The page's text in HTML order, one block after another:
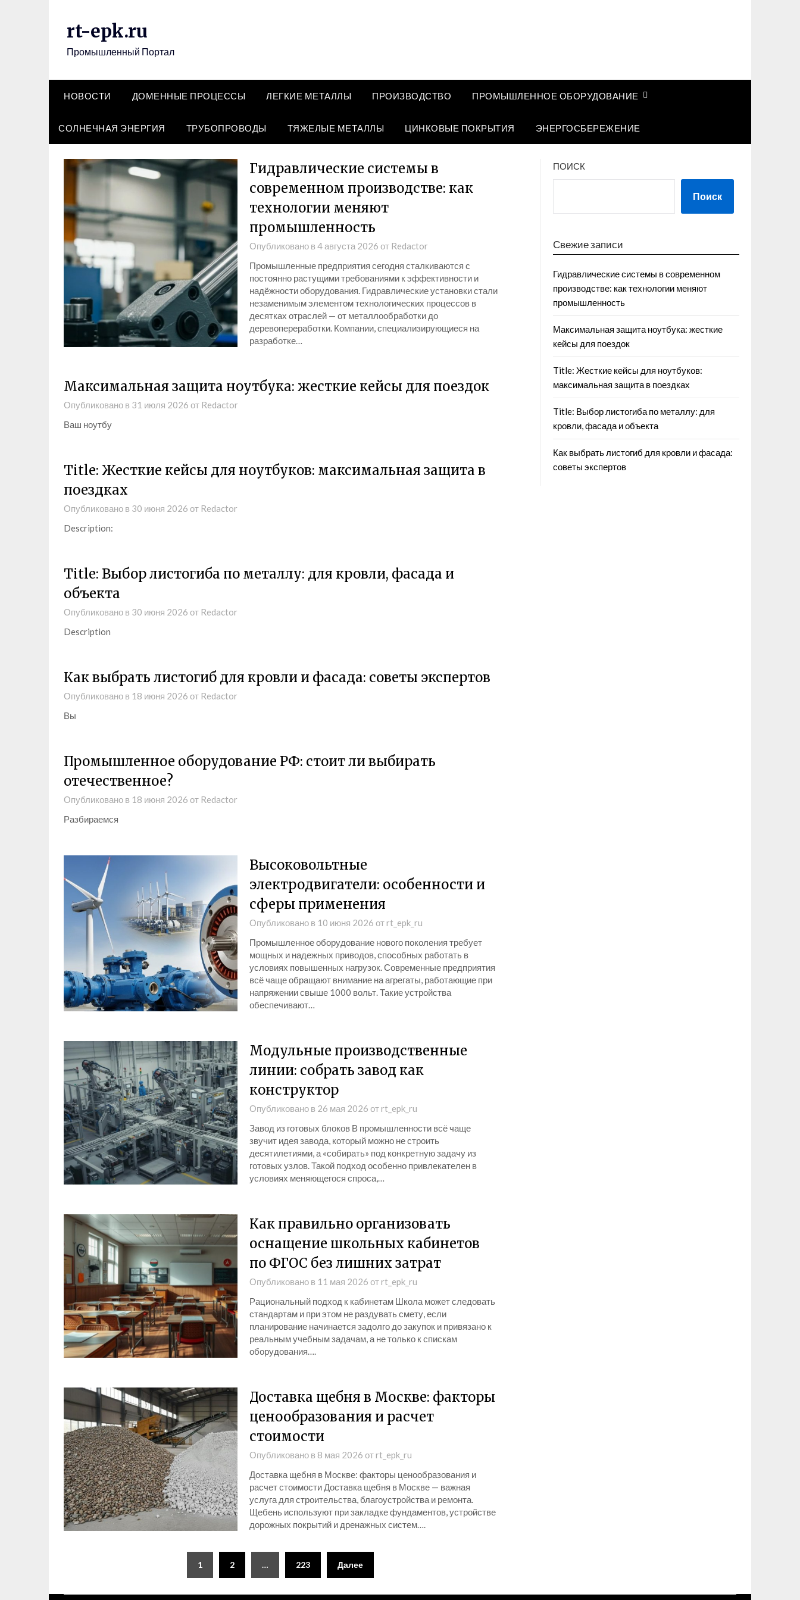
rt-epk.ru
Промышленный Портал
НОВОСТИ ДОМЕННЫЕ ПРОЦЕССЫ ЛЕГКИЕ МЕТАЛЛЫ ПРОИЗВОДСТВО ПРОМЫШЛЕННОЕ ОБОРУДОВАНИЕ
СОЛНЕЧНАЯ ЭНЕРГИЯ ТРУБОПРОВОДЫ ТЯЖЕЛЫЕ МЕТАЛЛЫ ЦИНКОВЫЕ ПОКРЫТИЯ ЭНЕРГОСБЕРЕЖЕНИЕ
Гидравлические системы в
современном производстве: как
технологии меняют
промышленность
Опубликовано в 4 августа 2026 от Redactor
Промышленные предприятия сегодня сталкиваются с
постоянно растущими требованиями к эффективности и
надёжности оборудования. Гидравлические установки стали
незаменимым элементом технологических процессов в
десятках отраслей — от металлообработки до
деревопереработки. Компании, специализирующиеся на
разработке…
Максимальная защита ноутбука: жесткие кейсы для поездок
Опубликовано в 31 июля 2026 от Redactor
Ваш ноутбу
Title: Жесткие кейсы для ноутбуков: максимальная защита в
поездках
Опубликовано в 30 июня 2026 от Redactor
Description:
Title: Выбор листогиба по металлу: для кровли, фасада и
объекта
Опубликовано в 30 июня 2026 от Redactor
Description
Как выбрать листогиб для кровли и фасада: советы экспертов
Опубликовано в 18 июня 2026 от Redactor
Вы
Промышленное оборудование РФ: стоит ли выбирать
отечественное?
Опубликовано в 18 июня 2026 от Redactor
Разбираемся
Высоковольтные
электродвигатели: особенности и
сферы применения
Опубликовано в 10 июня 2026 отrt_epk_ru
Промышленное оборудование нового поколения требует
мощных и надежных приводов, способных работать в
условиях повышенных нагрузок. Современные предприятия
всё чаще обращают внимание на агрегаты, работающие при
напряжении свыше 1000 вольт. Такие устройства
обеспечивают…
Модульные производственные
линии: собрать завод как
конструктор
Опубликовано в 26 мая 2026 отrt_epk_ru
Завод из готовых блоков В промышленности всё чаще
звучит идея завода, который можно не строить
десятилетиями, а «собирать» под конкретную задачу из
готовых узлов. Такой подход особенно привлекателен в
условиях меняющегося спроса,…
Как правильно организовать
оснащение школьных кабинетов
по ФГОС без лишних затрат
Опубликовано в 11 мая 2026 отrt_epk_ru
Рациональный подход к кабинетам Школа может следовать
стандартам и при этом не раздувать смету, если
планирование начинается задолго до закупок и привязано к
реальным учебным задачам, а не только к спискам
оборудования….
Доставка щебня в Москве: факторы
ценообразования и расчет
стоимости
Опубликовано в 8 мая 2026 отrt_epk_ru
Доставка щебня в Москве: факторы ценообразования и
расчет стоимости Доставка щебня в Москве — важная
услуга для строительства, благоустройства и ремонта.
Щебень используют при закладке фундаментов, устройстве
дорожных покрытий и дренажных систем….
1 2 … 223 Далее
ПОИСК
Поиск
Свежие записи
Гидравлические системы в современном
производстве: как технологии меняют
промышленность
Максимальная защита ноутбука: жесткие
кейсы для поездок
Title: Жесткие кейсы для ноутбуков:
максимальная защита в поездках
Title: Выбор листогиба по металлу: для
кровли, фасада и объекта
Как выбрать листогиб для кровли и фасада:
советы экспертов